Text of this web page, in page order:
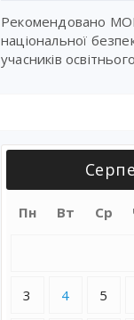
Рекомендовано
національної
учасників
Пн Вт Ср
3 4 5